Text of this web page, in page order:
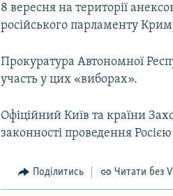
8 вересня на території
російського парламенту
Прокуратура Автономної
участь у цих «виборах».
Офіційний Київ та країни
законності проведення
Поділитись Читати без